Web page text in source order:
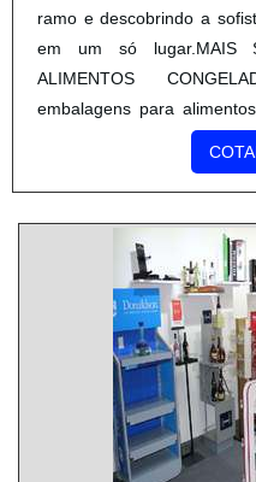
ramo e descobrindo a
em um só lugar.MAIS
ALIMENTOS
embalagens para
comprometida com seus
Atuando com colmeia pape...